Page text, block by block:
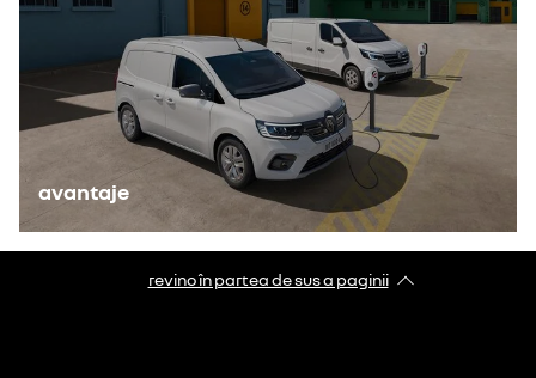
avantaje
revino în partea de sus a paginii